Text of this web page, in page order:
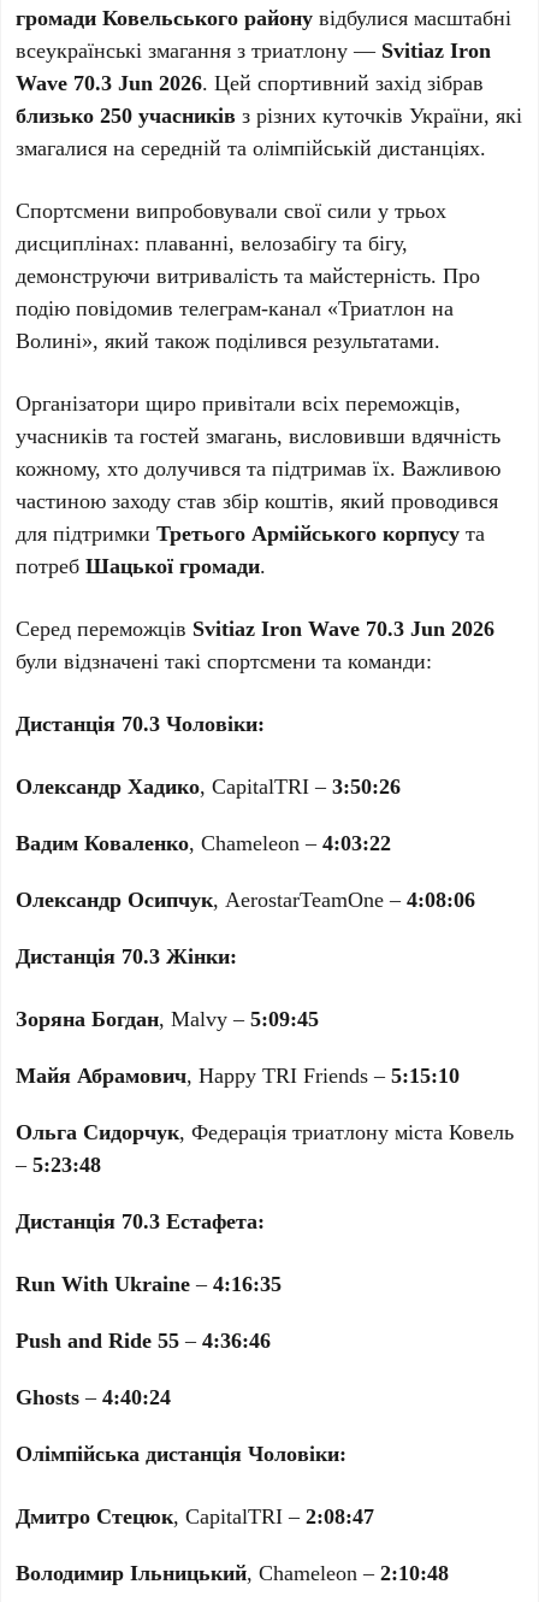
громади Ковельського району відбулися масштабні
всеукраїнські змагання з триатлону — Svitiaz Iron
Wave 70.3 Jun 2026. Цей спортивний захід зібрав
близько 250 учасників з різних куточків України, які
змагалися на середній та олімпійській дистанціях.
Спортсмени випробовували свої сили у трьох
дисциплінах: плаванні, велозабігу та бігу,
демонструючи витривалість та майстерність. Про
подію повідомив телеграм-канал «Триатлон на
Волині», який також поділився результатами.
Організатори щиро привітали всіх переможців,
учасників та гостей змагань, висловивши вдячність
кожному, хто долучився та підтримав їх. Важливою
частиною заходу став збір коштів, який проводився
для підтримкиТретього Армійського корпусу та
потребШацької громади.
Серед переможців Svitiaz Iron Wave 70.3 Jun 2026
були відзначені такі спортсмени та команди:
Дистанція 70.3 Чоловіки:
Олександр Хадико, CapitalTRI –3:50:26
Вадим Коваленко, Chameleon –4:03:22
Олександр Осипчук, AerostarTeamOne –4:08:06
Дистанція 70.3 Жінки:
Зоряна Богдан, Malvy –5:09:45
Майя Абрамович, Happy TRI Friends –5:15:10
Ольга Сидорчук, Федерація триатлону міста Ковель
–5:23:48
Дистанція 70.3 Естафета:
Run With Ukraine–4:16:35
Push and Ride 55–4:36:46
Ghosts–4:40:24
Олімпійська дистанція Чоловіки:
Дмитро Стецюк, CapitalTRI –2:08:47
Володимир Ільницький, Chameleon –2:10:48